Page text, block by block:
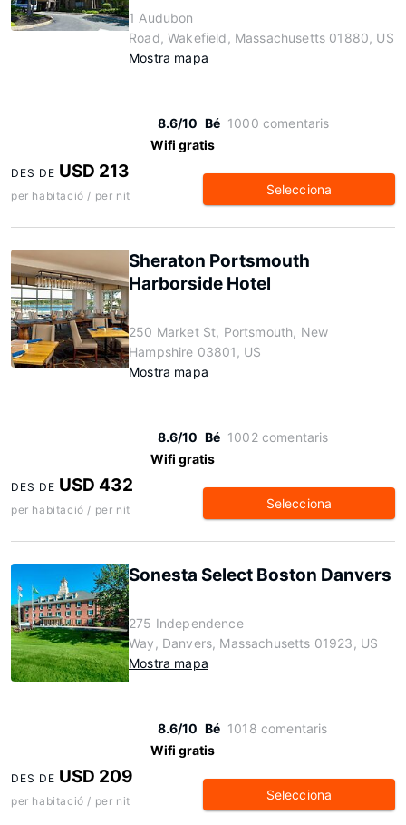
1 Audubon
Road, Wakefield, Massachusetts 01880, US
Mostra mapa
8.6/10 Bé 1000 comentaris
Wifi gratis
DES DE USD 213
per habitació / per nit Selecciona
Sheraton Portsmouth
Harborside Hotel
250 Market St, Portsmouth, New
Hampshire 03801, US
Mostra mapa
8.6/10 Bé 1002 comentaris
Wifi gratis
DES DE USD 432
per habitació / per nit Selecciona
Sonesta Select Boston Danvers
275 Independence
Way, Danvers, Massachusetts 01923, US
Mostra mapa
8.6/10 Bé 1018 comentaris
Wifi gratis
DES DE USD 209
per habitació / per nit Selecciona